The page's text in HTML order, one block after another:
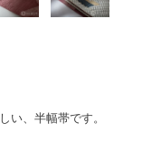
い、半幅帯です。